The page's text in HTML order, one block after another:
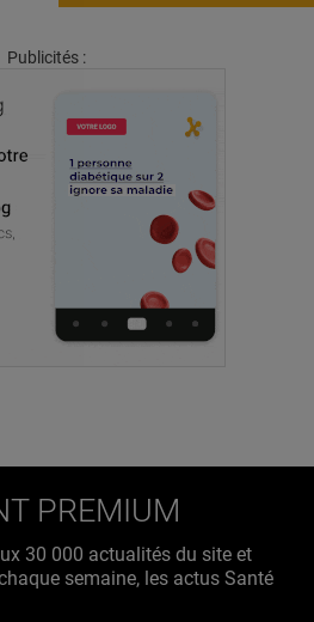
Publicités :
PREMIUM
30 000 actualités du site et
semaine, les actus Santé